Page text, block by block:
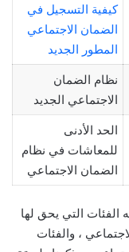
كيفية التسجيل في
الضمان الاجتماعي
المطور الجديد
نظام الضمان
الاجتماعي الجديد
الحد الأدنى
للمعاشات في نظام
الضمان الاجتماعي
الفئات التي يحق لها
، والفئات